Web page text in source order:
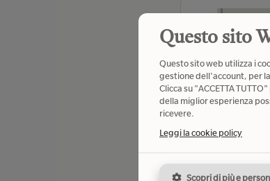
Questo sito
Questo sito web utilizza i
gestione dell'account, per
Clicca su "ACCETTA
della miglior esperienza
ricevere.
Leggi la cookie policy
Scopri di più e